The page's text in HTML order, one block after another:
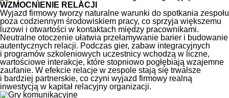
WZMOCNIENIE RELACJI
Wyjazd firmowy tworzy naturalne warunki do spotkania zespołu
poza codziennym środowiskiem pracy, co sprzyja większemu
luzowi i otwartości w kontaktach między pracownikami.
Neutralne otoczenie ułatwia przełamywanie barier i budowanie
autentycznych relacji. Podczas gier, zabaw integracyjnych
i programów szkoleniowych uczestnicy wchodzą w liczne,
wartościowe interakcje, które stopniowo pogłębiają wzajemne
zaufanie. W efekcie relacje w zespole stają się trwalsze
i bardziej partnerskie, co czyni wyjazd firmowy realną
inwestycją w kapitał relacyjny organizacji.